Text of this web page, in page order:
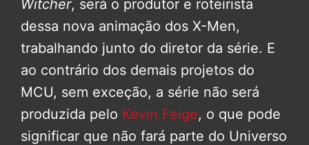
Witcher, será o produtor e roteirista
dessa nova animação dos X-Men,
trabalhando junto do diretor da série. E
ao contrário dos demais projetos do
MCU, sem exceção, a série não será
produzida pelo Kevin Feige, o que pode
significar que não fará parte do Universo